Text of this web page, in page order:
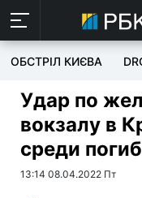
ОБСТРІЛ КИЄВА
Удар по
вокзалу в
среди
13:14 08.04.2022 Пт